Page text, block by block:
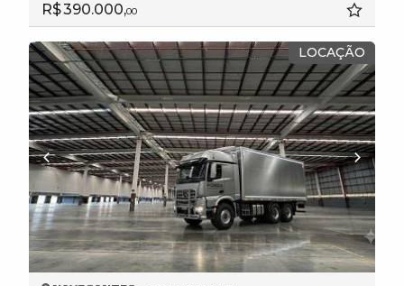
R$ 390.000,00
LOCAÇÃO